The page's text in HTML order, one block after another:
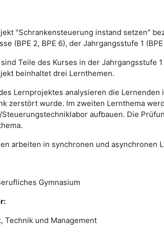
"Schrankensteuerung instand setzen"
(BPE 2, BPE 6), der Jahrgangsstufe 1
Teile des Kurses in der Jahrgangsstufe
beinhaltet drei Lernthemen.
Lernprojektes analysieren die
zerstört wurde. Im zweiten Lernthema
aufbauen. Die
arbeiten in synchronen und asynchronen
Gymnasium
Technik und Management